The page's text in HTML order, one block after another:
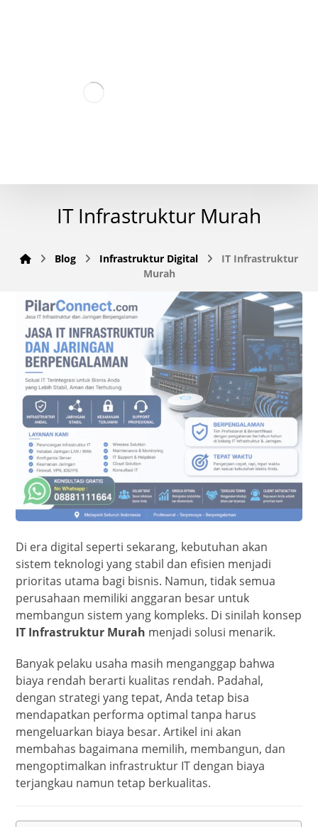
IT Infrastruktur Murah
Blog Infrastruktur Digital
IT Infrastruktur
Murah
Di era digital seperti sekarang, kebutuhan akan
sistem teknologi yang stabil dan efisien menjadi
prioritas utama bagi bisnis. Namun, tidak semua
perusahaan memiliki anggaran besar untuk
membangun sistem yang kompleks. Di sinilah konsep
IT Infrastruktur Murah menjadi solusi menarik.
Banyak pelaku usaha masih menganggap bahwa
biaya rendah berarti kualitas rendah. Padahal,
dengan strategi yang tepat, Anda tetap bisa
mendapatkan performa optimal tanpa harus
mengeluarkan biaya besar. Artikel ini akan
membahas bagaimana memilih, membangun, dan
mengoptimalkan infrastruktur IT dengan biaya
terjangkau namun tetap berkualitas.